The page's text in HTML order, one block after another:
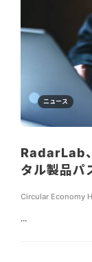
ニュース
RadarLab
タル製品パ
Circular Economy
...